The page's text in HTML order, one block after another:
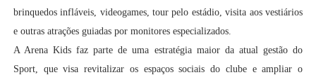
brinquedos infláveis, videogames, tour pelo estádio, visita aos vestiários
e outras atrações guiadas por monitores especializados.
A Arena Kids faz parte de uma estratégia maior da atual gestão do
Sport, que visa revitalizar os espaços sociais do clube e ampliar o